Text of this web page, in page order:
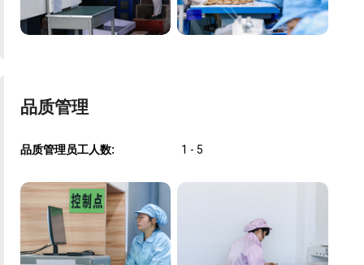
品质管理
品质管理员工人数: 1 - 5